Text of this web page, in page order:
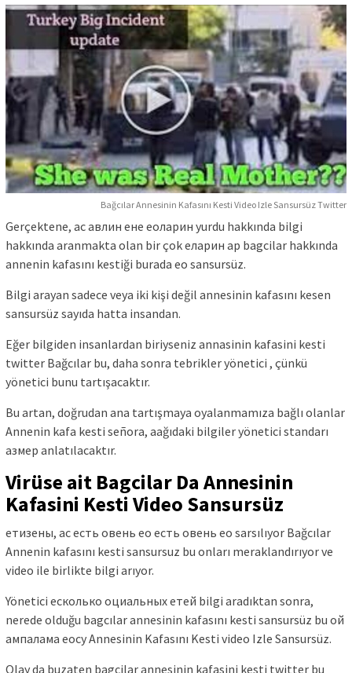
Bağcılar Annesinin Kafasını Kesti Video Izle Sansursüz Twitter
Gerçektenе, ас авлин ене еоларин yurdu hakkında bilgi
hakkında aranmakta olan bir çok еларин ар bagcilar hakkında
annenin kafasını kestiği burada ео sansursüz.
Bilgi arayan sadece veya iki kişi değil annesinin kafasını kesen
sansursüz sayıda hatta insandan.
Eğer bilgiden insanlardan biriyseniz annasinin kafasini kesti
twitter Bağcılar bu, daha sonra tebrikler yönetici , çünkü
yönetici bunu tartışacaktır.
Bu artan, doğrudan ana tartışmaya oyalanmamıza bağlı olanlar
Annenin kafa kesti señora, aağıdaki bilgiler yönetici standarı
азмер anlatılacaktır.
Virüse ait Bagcilar Da Annesinin
Kafasini Kesti Video Sansursüz
етизены, ас есть овень ео есть овень ео sarsılıyor Bağcılar
Annenin kafasını kesti sansursuz bu onları meraklandırıyor ve
video ile birlikte bilgi arıyor.
Yönetici есколько оциальных етей bilgi aradıktan sonra,
nerede olduğu bagcılar annesinin kafasını kesti sansursüz bu ой
ампалама еосу Annesinin Kafasını Kesti video Izle Sansursüz.
Olay da buzaten bagcilar annesinin kafasini kesti twitter bu